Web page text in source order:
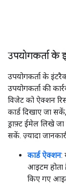
उपयोगकर्ता के
उपयोगकर्ता के
उपयोगकर्ता की
विजेट को ऐक्शन
कार्ड दिखाए जा
ड्राफ़्ट ईमेल लिखे
सकें. ज़्यादा
कार्ड ऐक्शन:
आइटम होता
किए गए